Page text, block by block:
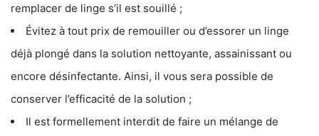
remplacer de linge s’il est souillé ;
Évitez à tout prix de remouiller ou d’essorer un linge
déjà plongé dans la solution nettoyante, assainissant ou
encore désinfectante. Ainsi, il vous sera possible de
conserver l’efficacité de la solution ;
Il est formellement interdit de faire un mélange de